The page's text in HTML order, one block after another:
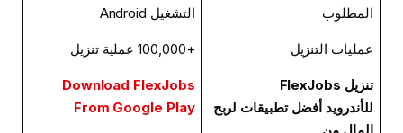
المطلوب
التشغيل Android
عمليات التنزيل +100,000 عملية تنزيل
تنزيل FlexJobs
للأندرويد أفضل تطبيقات لربح
Download FlexJobs
From Google Play